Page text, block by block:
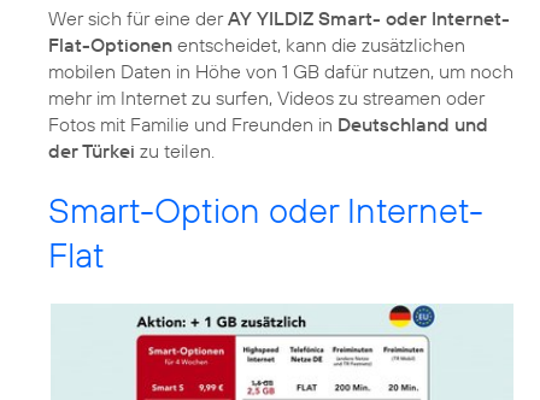
Wer sich für eine derAY YILDIZ Smart- oder Internet-
Flat-Optionen entscheidet, kann die zusätzlichen
mobilen Daten in Höhe von 1 GB dafür nutzen, um noch
mehr im Internet zu surfen, Videos zu streamen oder
Fotos mit Familie und Freunden in Deutschland und
der Türkei zu teilen.
Smart-Option oder Internet-
Flat